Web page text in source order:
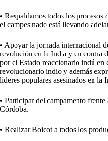
• Respaldamos todos los
el campesinado está llevando
• Apoyar la jornada internacional
revolución en la India y en contra
por el Estado reaccionario indú
revolucionario indio y además
líderes populares asesinados en la
• Participar del campamento
Córdoba.
• Realizar Boicot a todos los